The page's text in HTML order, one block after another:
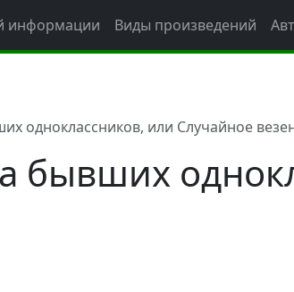
информации Виды произведений
одноклассников, или Случайное
бывших